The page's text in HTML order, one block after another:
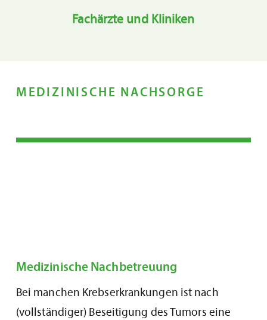
Fachärzte und Kliniken
MEDIZINISCHE NACHSORGE
Medizinische Nachbetreuung
Bei manchen Krebserkrankungen ist nach
(vollständiger) Beseitigung des Tumors eine